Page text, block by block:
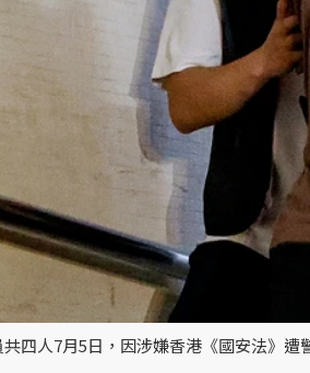
四人7月5日，因涉嫌香港《國安法》遭